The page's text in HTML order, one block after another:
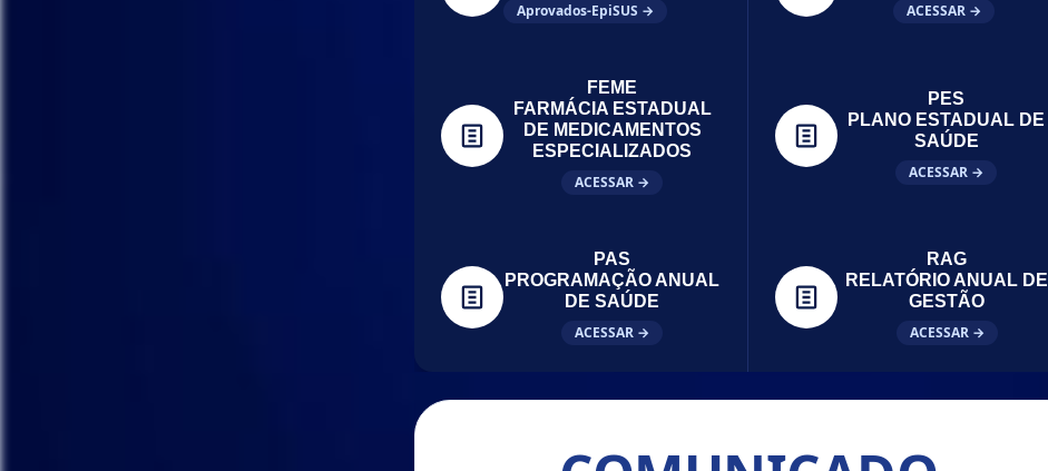
Aprovados-EpiSUS →
ACESSAR →
FEME
FARMÁCIA ESTADUAL
DE MEDICAMENTOS
ESPECIALIZADOS
ACESSAR →
PES
PLANO ESTADUAL DE
SAÚDE
ACESSAR →
PAS
PROGRAMAÇÃO ANUAL
DE SAÚDE
ACESSAR →
RAG
RELATÓRIO ANUAL DE
GESTÃO
ACESSAR →